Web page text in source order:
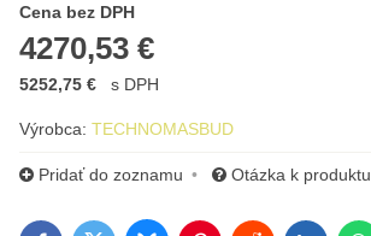
Cena bez DPH
4270,53 €
Cena s DPH
5252,75 € s DPH
Výrobca: TECHNOMASBUD
Pridať do zoznamu Otázka k produktu